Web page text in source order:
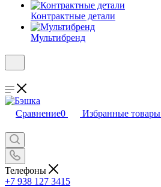
Контрактные детали
Мультибренд
Сравнение0 Избранные товары
Телефоны
+7 938 127 3415